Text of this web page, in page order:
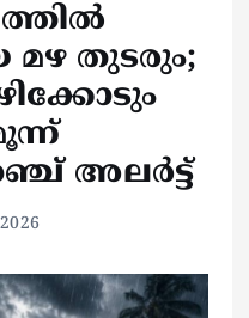
തുടരും;
അലർട്ട്